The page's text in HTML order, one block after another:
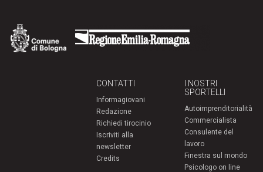
CONTATTI
Informagiovani
Redazione
Richiedi tirocinio
Iscriviti alla
newsletter
Credits
I NOSTRI
SPORTELLI
Autoimprenditorialità
Commercialista
Consulente del
lavoro
Finestra sul mondo
Psicologo on line